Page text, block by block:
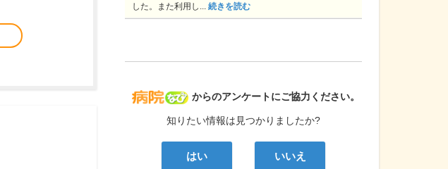
病院なび
からのアンケートにご協力ください。
知りたい情報は見つかりましたか?
はい いいえ
した。また利用し... 続きを読む